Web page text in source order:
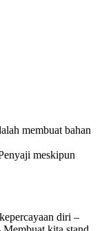
membuat bahan
meskipun
diri –